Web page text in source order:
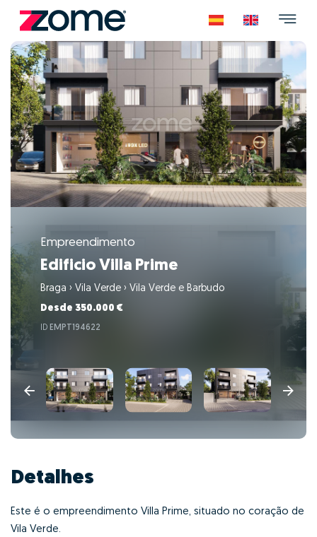
Empreendimento
Edificio Villa Prime
Braga › Vila Verde › Vila Verde e Barbudo
Desde 350.000 €
ID EMPT194622
Detalhes
Este é o empreendimento Villa Prime, situado no coração de
Vila Verde.